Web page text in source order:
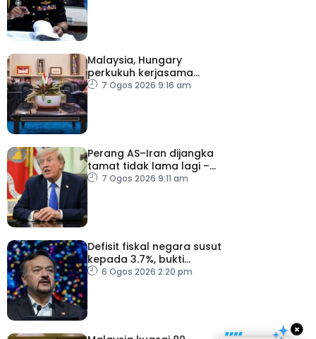
Malaysia, Hungary
perkukuh kerjasama
sektor pertanian
7 Ogos 2026 9:16 am
Perang AS–Iran dijangka
tamat tidak lama lagi –
Trump
7 Ogos 2026 9:11 am
Defisit fiskal negara susut
kepada 3.7%, bukti
keyakinan pelabur masih
6 Ogos 2026 2:20 pm
×